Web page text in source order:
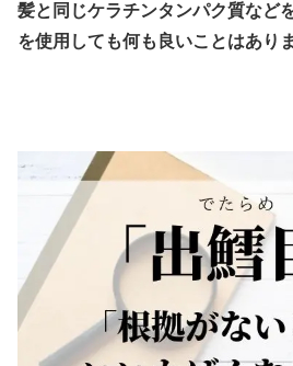
髪と同じケラチンタンパク質など
を使用しても何も良いことはあり